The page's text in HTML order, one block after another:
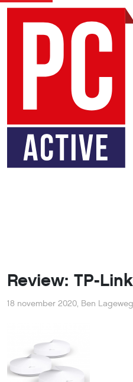
Review: TP-
18 november 2020, Ben Lageweg